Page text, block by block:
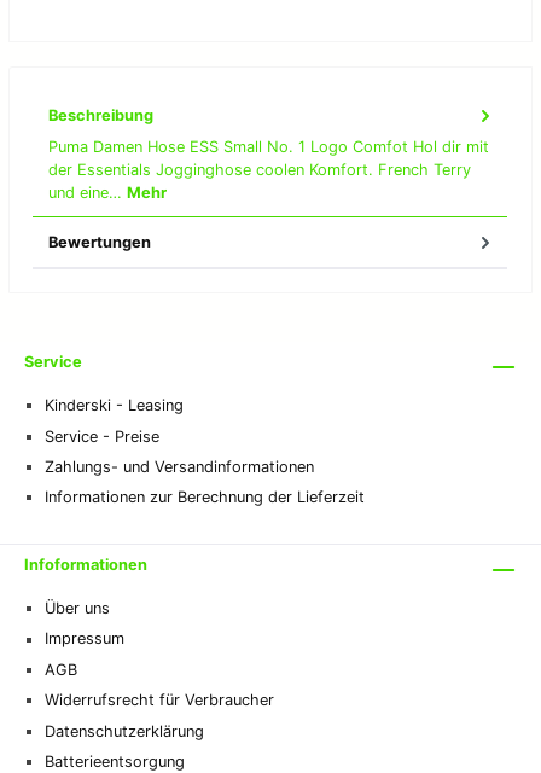
Beschreibung
Puma Damen Hose ESS Small No. 1 Logo Comfot Hol dir mit
der Essentials Jogginghose coolen Komfort. French Terry
und eine… Mehr
Bewertungen
Service
Kinderski - Leasing
Service - Preise
Zahlungs- und Versandinformationen
Informationen zur Berechnung der Lieferzeit
Infoformationen
Über uns
Impressum
AGB
Widerrufsrecht für Verbraucher
Datenschutzerklärung
Batterieentsorgung